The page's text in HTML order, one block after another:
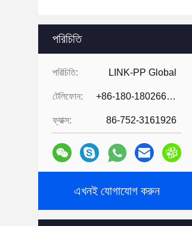
পরিচিতি
পরিচিতি: LINK-PP Global
টেলিফোন: +86-180-18026686530
ফ্যাক্স: 86-752-3161926
এখনই যোগাযোগ করুন